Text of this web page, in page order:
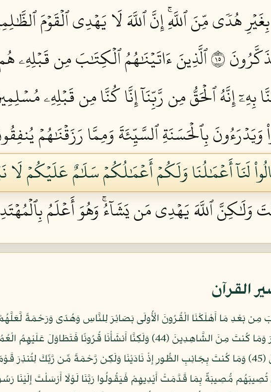
هُدٗى مِّنَ ٱللَّهِۚ إِنَّ ٱللَّهَ لَا يَهۡدِي ٱلۡقَوۡمَ
٥١
ٱلَّذِينَ ءَاتَيۡنَٰهُمُ ٱلۡكِتَٰبَ مِن قَبۡلِهِۦ هُم
بِهِۦٓ إِنَّهُ ٱلۡحَقُّ مِن رَّبِّنَآ إِنَّا كُنَّا مِن قَبۡلِهِۦ مُسۡلِمِينَ
بِٱلۡحَسَنَةِ ٱلسَّيِّئَةَ وَمِمَّا رَزَقۡنَٰهُمۡ يُنفِقُونَ
لَنَآ أَعۡمَٰلُنَا وَلَكُمۡ أَعۡمَٰلُكُمۡ سَلَٰمٌ عَلَيۡكُمۡ لَا
ٱللَّهَ يَهۡدِي مَن يَشَآءُۚ وَهُوَ أَعۡلَمُ
القرآن
قَضَيْنَا إِلَى مُوسَى الْأَمْرَ وَمَا كُنتَ مِنَ الشَّاهِدِينَ (44) وَلَكِنَّا
آيَاتِنَا وَلَكِنَّا كُنَّا مُرْسِلِينَ (45) وَمَا كُنتَ بِجَانِبِ الطُّورِ إِذْ نَادَيْنَا وَلَكِن رَّحْمَةً مِّن